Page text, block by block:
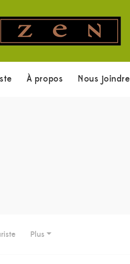
À propos Nous joindre
Plus